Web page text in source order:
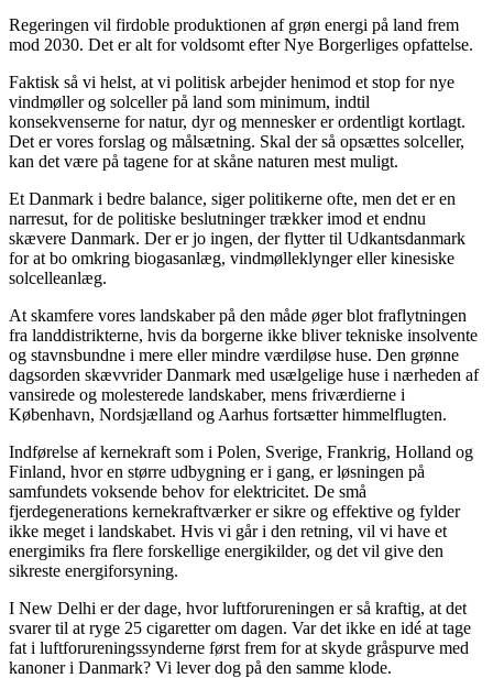
Regeringen vil firdoble produktionen af grøn energi på land frem
mod 2030. Det er alt for voldsomt efter Nye Borgerliges opfattelse.
Faktisk så vi helst, at vi politisk arbejder henimod et stop for nye
vindmøller og solceller på land som minimum, indtil
konsekvenserne for natur, dyr og mennesker er ordentligt kortlagt.
Det er vores forslag og målsætning. Skal der så opsættes solceller,
kan det være på tagene for at skåne naturen mest muligt.
Et Danmark i bedre balance, siger politikerne ofte, men det er en
narresut, for de politiske beslutninger trækker imod et endnu
skævere Danmark. Der er jo ingen, der flytter til Udkantsdanmark
for at bo omkring biogasanlæg, vindmølleklynger eller kinesiske
solcelleanlæg.
At skamfere vores landskaber på den måde øger blot fraflytningen
fra landdistrikterne, hvis da borgerne ikke bliver tekniske insolvente
og stavnsbundne i mere eller mindre værdiløse huse. Den grønne
dagsorden skævvrider Danmark med usælgelige huse i nærheden af
vansirede og molesterede landskaber, mens friværdierne i
København, Nordsjælland og Aarhus fortsætter himmelflugten.
Indførelse af kernekraft som i Polen, Sverige, Frankrig, Holland og
Finland, hvor en større udbygning er i gang, er løsningen på
samfundets voksende behov for elektricitet. De små
fjerdegenerations kernekraftværker er sikre og effektive og fylder
ikke meget i landskabet. Hvis vi går i den retning, vil vi have et
energimiks fra flere forskellige energikilder, og det vil give den
sikreste energiforsyning.
I New Delhi er der dage, hvor luftforureningen er så kraftig, at det
svarer til at ryge 25 cigaretter om dagen. Var det ikke en idé at tage
fat i luftforureningssynderne først frem for at skyde gråspurve med
kanoner i Danmark? Vi lever dog på den samme klode.